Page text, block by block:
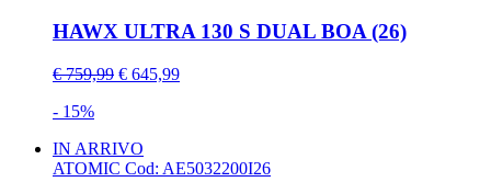
HAWX ULTRA 130 S DUAL BOA (26)
€ 759,99 € 645,99
- 15%
IN ARRIVO
ATOMIC Cod: AE5032200I26